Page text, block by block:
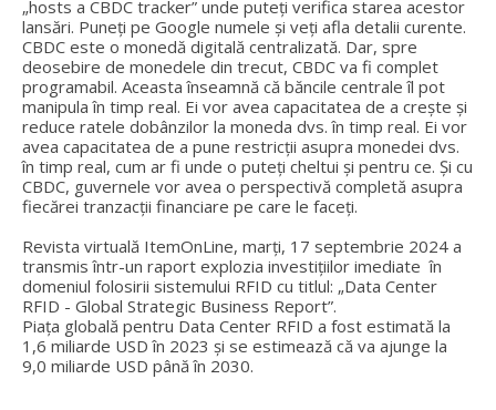
„hosts a CBDC tracker” unde puteți verifica starea acestor
lansări. Puneți pe Google numele și veți afla detalii curente.
CBDC este o monedă digitală centralizată. Dar, spre
deosebire de monedele din trecut, CBDC va fi complet
programabil. Aceasta înseamnă că băncile centrale îl pot
manipula în timp real. Ei vor avea capacitatea de a crește și
reduce ratele dobânzilor la moneda dvs. în timp real. Ei vor
avea capacitatea de a pune restricții asupra monedei dvs.
în timp real, cum ar fi unde o puteți cheltui și pentru ce. Și cu
CBDC, guvernele vor avea o perspectivă completă asupra
fiecărei tranzacții financiare pe care le faceți.
Revista virtuală ItemOnLine, marți, 17 septembrie 2024 a
transmis într-un raport explozia investițiilor imediate în
domeniul folosirii sistemului RFID cu titlul: „Data Center
RFID - Global Strategic Business Report”.
Piața globală pentru Data Center RFID a fost estimată la
1,6 miliarde USD în 2023 și se estimează că va ajunge la
9,0 miliarde USD până în 2030.